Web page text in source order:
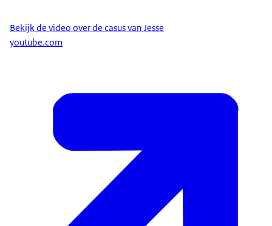
Het inzetten van een gebarentolk mag wettelijk
ontrafelen ze de casus en het Loket regelt contact
met de betrokken partijen. Zo kunnen ze
In de Wet maatschappelijke ondersteuning vinden
ze uiteindelijk ruimte voor het leveren van
maatwerk. En zo kan het UWV in dit geval toch een
uitzondering maken. Ook gaan de ministeries van
VWS, SZW en OCW naar de formulering van de
betrokken wetten te kijken, zodat het in de
Bekijk de video over de casus van Jesse
youtube.com